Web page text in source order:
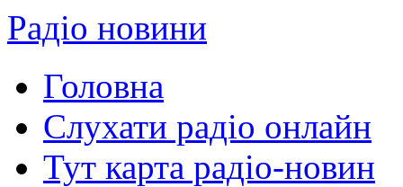
Радіо новини
Головна
Слухати радіо онлайн
Тут карта радіо-новин